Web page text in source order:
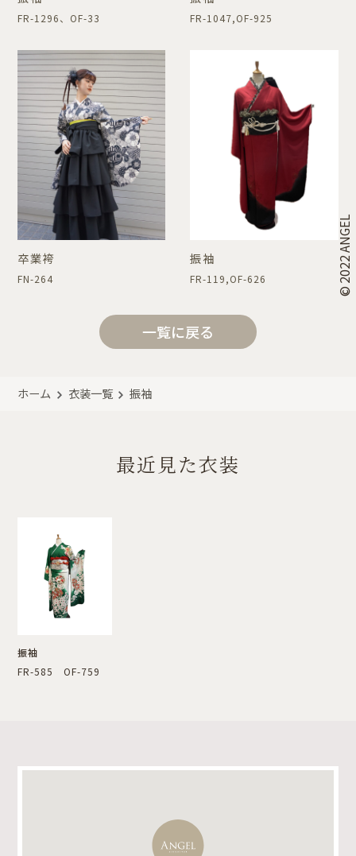
FR-1296、OF-33 FR-1047,OF-925
卒業袴
FN-264
振袖
FR-119,OF-626
一覧に戻る
ホーム 衣装一覧 振袖
最近見た衣装
振袖
FR-585 OF-759
© 2022 ANGEL